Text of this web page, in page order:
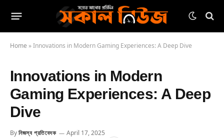
Home »Innovations in Modern Gaming Experiences: A Deep Dive
Innovations in Modern
Gaming Experiences: A Deep
Dive
Byনিজস্ব প্রতিবেদক April 17, 2025